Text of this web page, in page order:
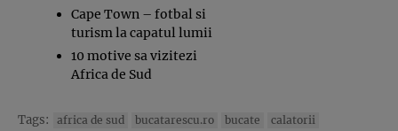
Cape Town – fotbal si
turism la capatul lumii
10 motive sa vizitezi
Africa de Sud
Tags: africa de sud bucatarescu.ro bucate
calatorii